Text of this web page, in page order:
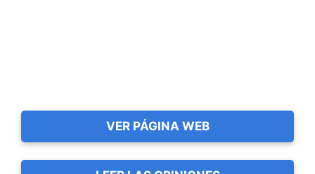
VER PÁGINA WEB